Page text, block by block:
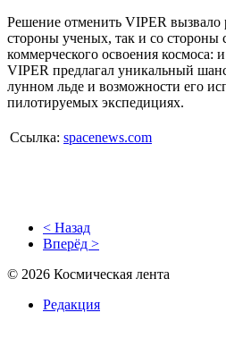
Решение отменить VIPER вызвало
стороны ученых, так и со стороны
коммерческого освоения космоса:
VIPER предлагал уникальный
лунном льде и возможности его
пилотируемых экспедициях.
Ссылка: spacenews.com
< Назад
Вперёд >
© 2026 Космическая лента
Редакция